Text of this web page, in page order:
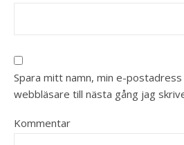
Spara mitt namn, min e-
webbläsare till nästa gång jag
Kommentar